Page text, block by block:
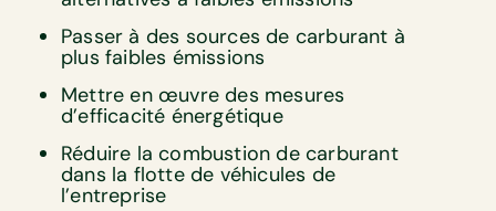
Passer à des sources de carburant à
plus faibles émissions
Mettre en œuvre des mesures
d’efficacité énergétique
Réduire la combustion de carburant
dans la flotte de véhicules de
l’entreprise